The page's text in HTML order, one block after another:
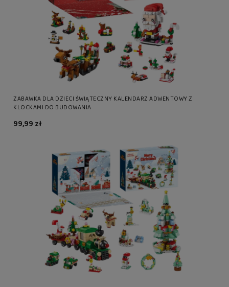
ZABAWKA DLA DZIECI ŚWIĄTECZNY KALENDARZ ADWENTOWY Z
KLOCKAMI DO BUDOWANIA
99,99 zł